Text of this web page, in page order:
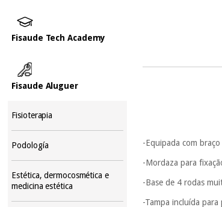
Fisaude Tech Academy
Fisaude Aluguer
Fisioterapia
Podología
Estética, dermocosmética e
medicina estética
-Equipada com
-Mordaza para
-Base de 4 rodas
-Tampa incluída